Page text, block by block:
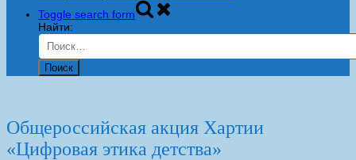
Toggle search form
Найти:
Общероссийская акция Хартии
«Цифровая этика детства»